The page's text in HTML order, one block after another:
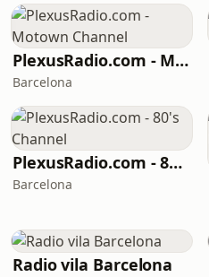
PlexusRadio.com - Motown Channel
Barcelona
PlexusRadio.com - 80's Channel
Barcelona
Radio vila Barcelona